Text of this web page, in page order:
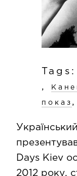
Tags:
,
показ ,
Days Kiev
2012 року,